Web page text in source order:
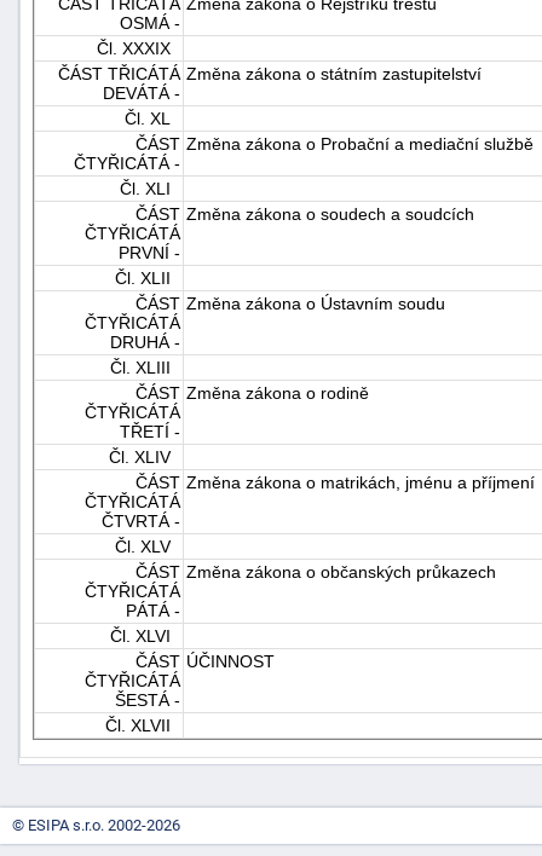
OSMÁ -
Čl. XXXIX
ČÁST TŘICÁTÁ
DEVÁTÁ -
Změna zákona o státním zastupitelství
Čl. XL
ČÁST
ČTYŘICÁTÁ -
Změna zákona o Probační a mediační službě
Čl. XLI
ČÁST
ČTYŘICÁTÁ
PRVNÍ -
Změna zákona o soudech a soudcích
Čl. XLII
ČÁST
ČTYŘICÁTÁ
DRUHÁ -
Změna zákona o Ústavním soudu
Čl. XLIII
ČÁST
ČTYŘICÁTÁ
TŘETÍ -
Změna zákona o rodině
Čl. XLIV
ČÁST
ČTYŘICÁTÁ
ČTVRTÁ -
Změna zákona o matrikách, jménu a příjmení
Čl. XLV
ČÁST
ČTYŘICÁTÁ
PÁTÁ -
Změna zákona o občanských průkazech
Čl. XLVI
ČÁST
ČTYŘICÁTÁ
ŠESTÁ -
ÚČINNOST
Čl. XLVII
© ESIPA s.r.o. 2002-2026